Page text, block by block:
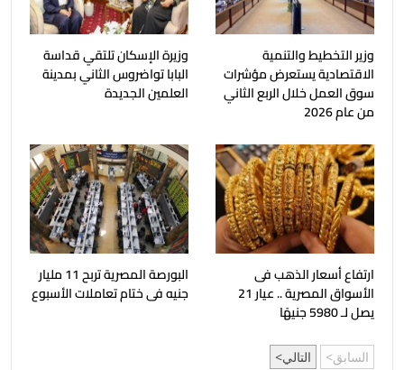
وزير التخطيط والتنمية
الاقتصادية يستعرض مؤشرات
سوق العمل خلال الربع الثاني
من عام 2026
وزيرة الإسكان تلتقي قداسة
البابا تواضروس الثاني بمدينة
العلمين الجديدة
ارتفاع أسعار الذهب فى
الأسواق المصرية .. عيار 21
يصل لـ 5980 جنيهًا
البورصة المصرية تربح 11 مليار
جنيه فى ختام تعاملات الأسبوع
السابق التالي